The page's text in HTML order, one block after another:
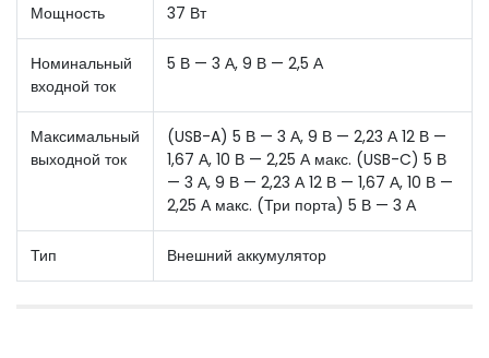
Мощность 37 Вт
Номинальный
входной ток
5 В — 3 А, 9 В — 2,5 А
Максимальный
выходной ток
(USB-A) 5 В — 3 А, 9 В — 2,23 А 12 В —
1,67 А, 10 В — 2,25 А макс. (USB-C) 5 В
— 3 А, 9 В — 2,23 А 12 В — 1,67 А, 10 В —
2,25 А макс. (Три порта) 5 В — 3 А
Тип Внешний аккумулятор